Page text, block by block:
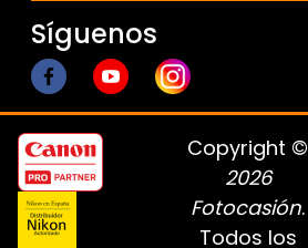
Síguenos
Copyright ©
2026
Fotocasión.
Todos los